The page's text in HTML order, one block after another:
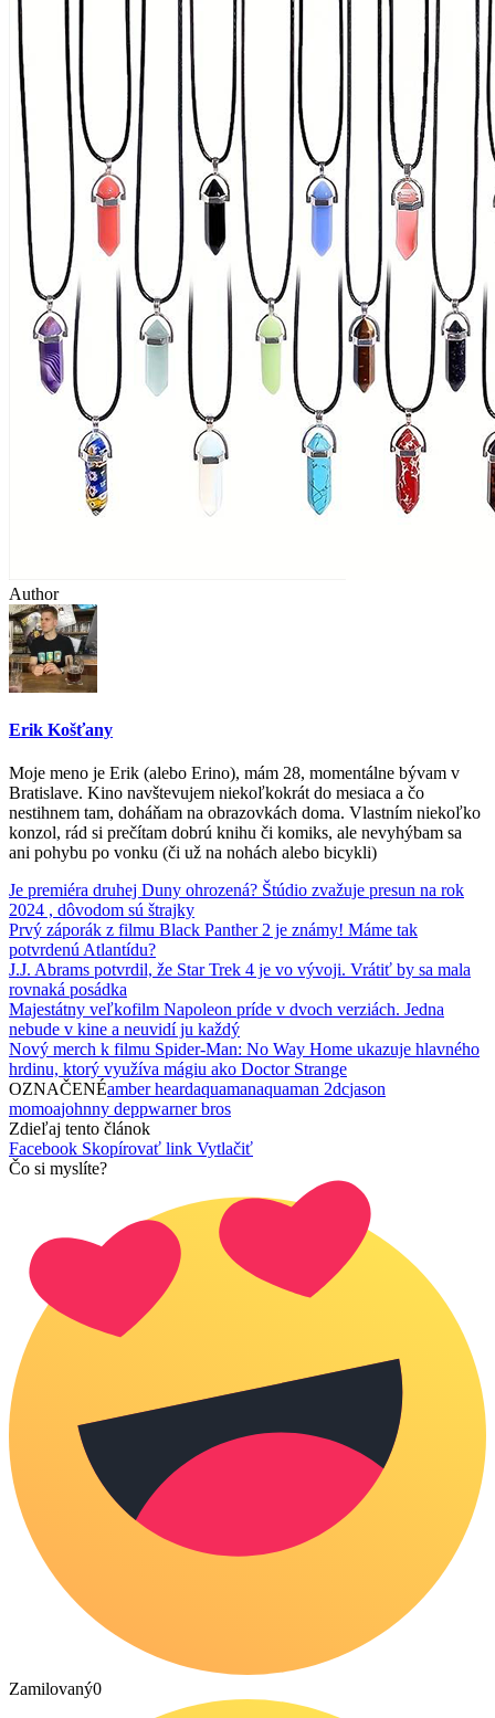
Author
Erik Košťany
Moje meno je Erik (alebo Erino), mám 28, momentálne bývam v
Bratislave. Kino navštevujem niekoľkokrát do mesiaca a čo
nestihnem tam, doháňam na obrazovkách doma. Vlastním niekoľko
konzol, rád si prečítam dobrú knihu či komiks, ale nevyhýbam sa
ani pohybu po vonku (či už na nohách alebo bicykli)
Je premiéra druhej Duny ohrozená? Štúdio zvažuje presun na rok
2024 , dôvodom sú štrajky
Prvý záporák z filmu Black Panther 2 je známy! Máme tak
potvrdenú Atlantídu?
J.J. Abrams potvrdil, že Star Trek 4 je vo vývoji. Vrátiť by sa mala
rovnaká posádka
Majestátny veľkofilm Napoleon príde v dvoch verziách. Jedna
nebude v kine a neuvidí ju každý
Nový merch k filmu Spider-Man: No Way Home ukazuje hlavného
hrdinu, ktorý využíva mágiu ako Doctor Strange
OZNAČENÉamber heardaquamanaquaman 2dcjason
momoajohnny deppwarner bros
Zdieľaj tento článok
Facebook Skopírovať link Vytlačiť
Čo si myslíte?
Zamilovaný0